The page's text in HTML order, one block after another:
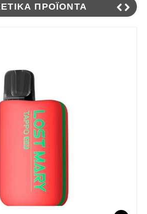
ΠΡΟΪΌΝΤΑ